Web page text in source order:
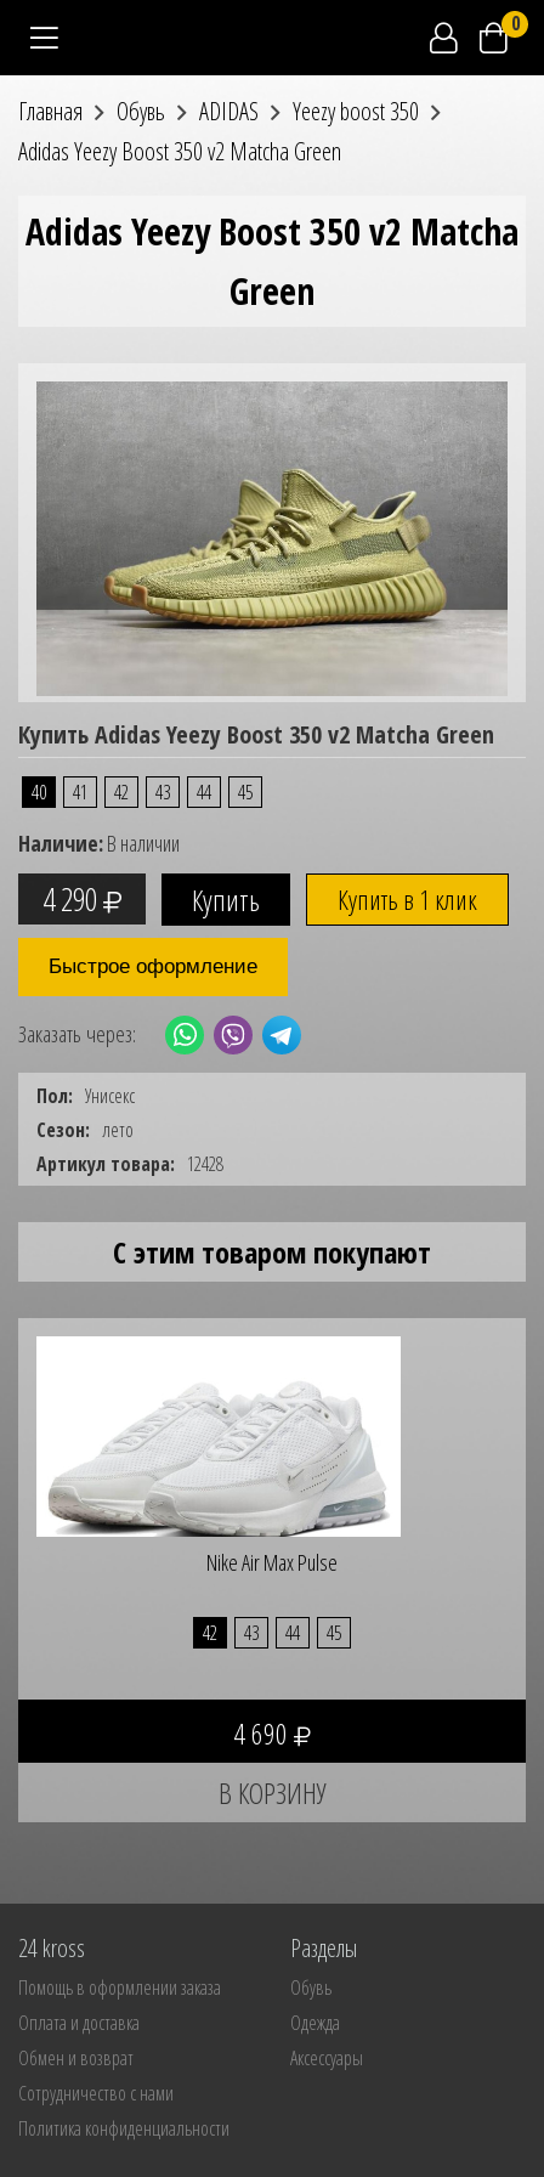
0
Главная Обувь ADIDAS
Yeezy boost 350
Adidas Yeezy Boost 350 v2 Matcha Green
Adidas Yeezy Boost 350 v2 Matcha
Green
Купить Adidas Yeezy Boost 350 v2 Matcha Green
40 41 42 43 44 45
Наличие:В наличии
4 290 Купить в 1 клик
Быстрое оформление
Заказать через:
Пол: Унисекс
Сезон: лето
Артикул товара: 12428
С этим товаром покупают
Nike Air Max Pulse
42 43 44 45
4 690
24 kross
Помощь в оформлении заказа
Оплата и доставка
Обмен и возврат
Сотрудничество с нами
Политика конфиденциальности
Разделы
Обувь
Одежда
Аксессуары